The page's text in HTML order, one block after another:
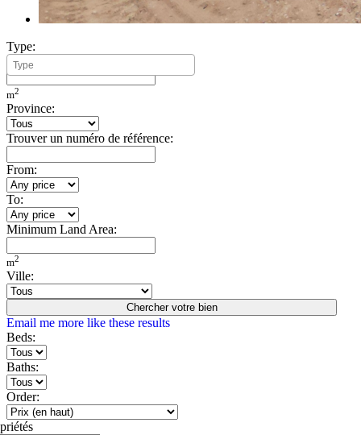
Type:
Minimum Build Area:
m2
Province:
Trouver un numéro de référence:
From:
To:
Minimum Land Area:
m2
Ville:
Chercher votre bien
Email me more like these results
Beds:
Baths:
Order: